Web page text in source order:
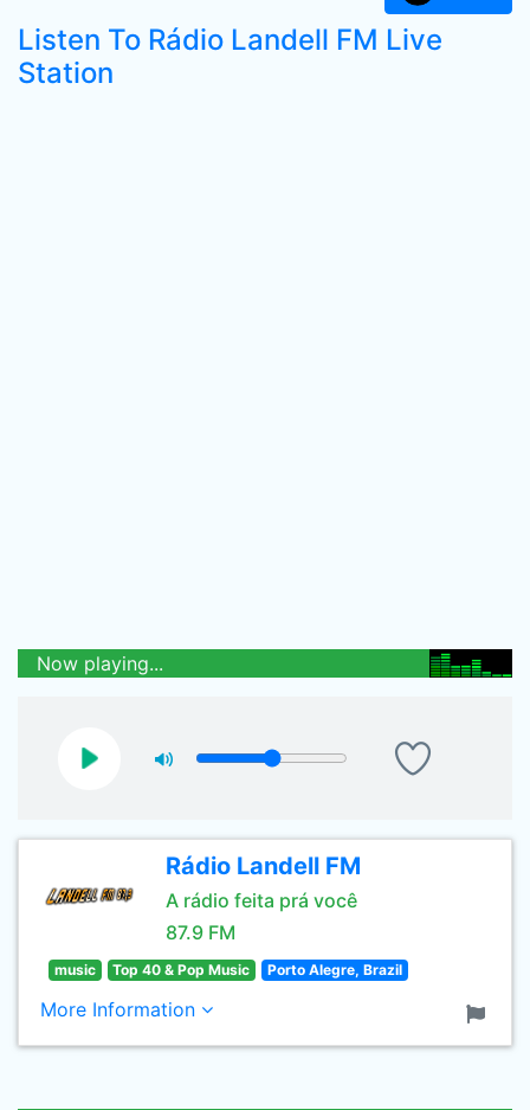
Listen To Rádio Landell FM Live
Station
Now playing...
Rádio Landell FM
A rádio feita prá você
87.9 FM
music Top 40 & Pop Music Porto Alegre, Brazil
More Information